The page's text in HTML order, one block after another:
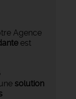
Agence
est
solution